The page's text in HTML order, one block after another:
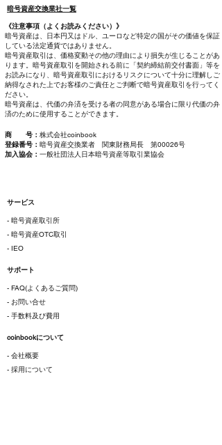
暗号資産交換業社一覧
《注意事項（よくお読みください）》
暗号資産は、日本円又はドル、ユーロなど特定の国がその価値を保証
している法定通貨ではありません。
暗号資産取引は、価格変動その他の理由により損失が生じることがあ
ります。暗号資産取引を開始される前に「契約締結前交付書面」等を
お読みになり、暗号資産取引におけるリスクについて十分に理解しご
納得なされた上でお客様のご責任とご判断で暗号資産取引を行ってく
ださい。
暗号資産は、代価の弁済を受ける者の同意がある場合に限り代価の弁
済のために使用することができます。
商 号： 株式会社coinbook
登録番号： 暗号資産交換業者 関東財務局長 第00026号
加入協会： 一般社団法人日本暗号資産等取引業協会
サービス
- 暗号資産取引所
- 暗号資産OTC取引
- IEO
サポート
- FAQ(よくあるご質問)
- お問い合せ
- 手数料及び費用
coinbookについて
- 会社概要
- 採用について